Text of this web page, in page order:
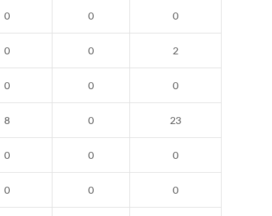
0 0 0
0 0 2
0 0 0
8 0 23
0 0 0
0 0 0